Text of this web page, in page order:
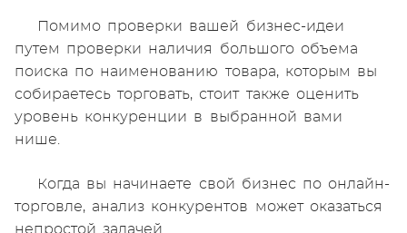
Помимо проверки вашей бизнес-идеи
путем проверки наличия большого объема
поиска по наименованию товара, которым вы
собираетесь торговать, стоит также оценить
уровень конкуренции в выбранной вами
нише.
Когда вы начинаете свой бизнес по онлайн-
торговле, анализ конкурентов может оказаться
непростой задачей.